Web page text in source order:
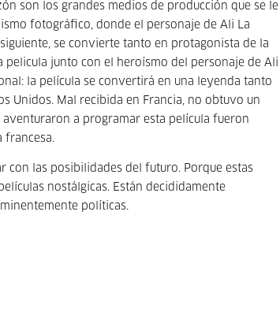
son los grandes medios de producción que se le
fotográfico, donde el personaje de Ali La
se convierte tanto en protagonista de la
junto con el heroísmo del personaje de Ali
la película se convertirá en una leyenda tanto
Unidos. Mal recibida en Francia, no obtuvo un
a programar esta película fueron
francesa.
con las posibilidades del futuro. Porque estas
nostálgicas. Están decididamente
políticas.